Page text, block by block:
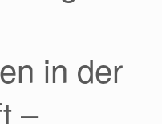
in der
–